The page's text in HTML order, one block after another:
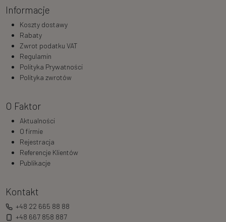
Informacje
Koszty dostawy
Rabaty
Zwrot podatku VAT
Regulamin
Polityka Prywatności
Polityka zwrotów
O Faktor
Aktualności
O firmie
Rejestracja
Referencje Klientów
Publikacje
Kontakt
+48 22 665 88 88
+48 667 858 887